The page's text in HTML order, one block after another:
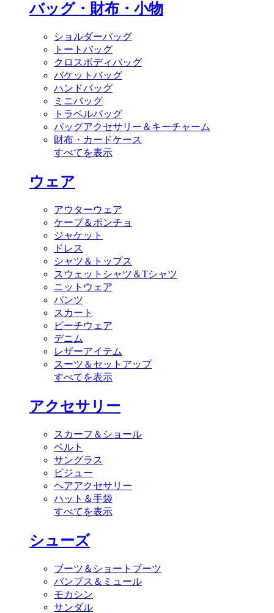
バッグ・財布・小物
ショルダーバッグ
トートバッグ
クロスボディバッグ
バケットバッグ
ハンドバッグ
ミニバッグ
トラベルバッグ
バッグアクセサリー＆キーチャーム
財布・カードケース
すべてを表示
ウェア
アウターウェア
ケープ＆ポンチョ
ジャケット
ドレス
シャツ＆トップス
スウェットシャツ＆Tシャツ
ニットウェア
パンツ
スカート
ビーチウェア
デニム
レザーアイテム
スーツ＆セットアップ
すべてを表示
アクセサリー
スカーフ＆ショール
ベルト
サングラス
ビジュー
ヘアアクセサリー
ハット＆手袋
すべてを表示
シューズ
ブーツ＆ショートブーツ
パンプス＆ミュール
モカシン
サンダル